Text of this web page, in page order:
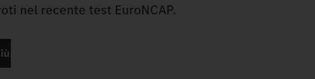
nel recente test EuroNCAP.